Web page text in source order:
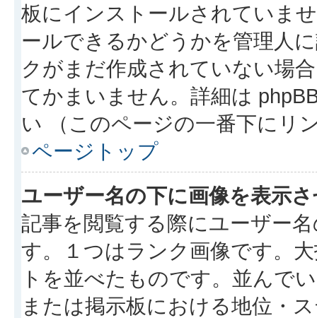
板にインストールされていま
ールできるかどうかを管理人
クがまだ作成されていない場
てかまいません。詳細は
い （このページの一番下にリ
ページトップ
ユーザー名の下に画像を表示
記事を閲覧する際にユーザー
す。１つはランク画像です。
トを並べたものです。並んで
または掲示板における地位・